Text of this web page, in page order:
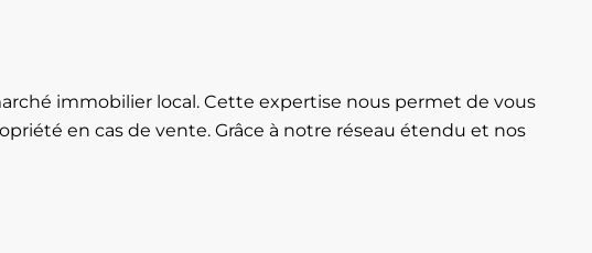
immobilier local. Cette expertise nous permet de vous
en cas de vente. Grâce à notre réseau étendu et nos